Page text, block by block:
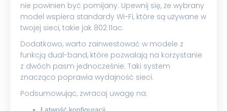
nie powinien być pomijany. Upewnij się, że wybrany
model wspiera standardy Wi-Fi, które są używane w
twojej sieci, takie jak 802.11ac.
Dodatkowo, warto zainwestować w modele z
funkcją dual-band, które pozwalają na korzystanie
z dwóch pasm jednocześnie. Taki system
znacząco poprawia wydajność sieci.
Podsumowując, zwracaj uwagę na: